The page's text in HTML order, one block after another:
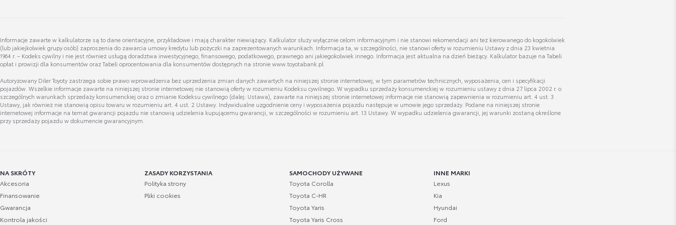
Marcin Gulcz
Wyświetl numer
marcin.gulcz@lexus-bydgoszcz.pl
Grzegorz Grodecki
Dyrektor Zarządzający Używane Toyota Walder
Wyświetl numer
grzegorz.grodecki@toyotawalder.pl
Mariusz Golda
Wyświetl numer
m.golda@toyota.zabrze.pl
Michał Ożański
Wyświetl numer
m.ozanski@toyota.zabrze.pl
przemyslaw.szymanski@toyotawalder.
pl
agata.pytlinska@toyotawalder.pl
marcin.kaszubowski@toyotawalder.pl
Informacje zawarte w kalkulatorze są to dane orientacyjne, przykładowe i mają charakter niewiążący. Kalkulator służy wyłącznie celom informacyjnym i nie stanowi rekomendacji ani też kierowanego do kogokolwiek
(lub jakiejkolwiek grupy osób) zaproszenia do zawarcia umowy kredytu lub pożyczki na zaprezentowanych warunkach. Informacja ta, w szczególności, nie stanowi oferty w rozumieniu Ustawy z dnia 23 kwietnia
1964 r. – Kodeks cywilny i nie jest również usługą doradztwa inwestycyjnego, finansowego, podatkowego, prawnego ani jakiegokolwiek innego. Informacja jest aktualna na dzień bieżący. Kalkulator bazuje na Tabeli
opłat i prowizji dla konsumentów oraz Tabeli oprocentowania dla konsumentów dostępnych na stronie www.toyotabank.pl
Autoryzowany Diler Toyoty zastrzega sobie prawo wprowadzenia bez uprzedzenia zmian danych zawartych na niniejszej stronie internetowej, w tym parametrów technicznych, wyposażenia, cen i specyfikacji
pojazdów. Wszelkie informacje zawarte na niniejszej stronie internetowej nie stanowią oferty w rozumieniu Kodeksu cywilnego. W wypadku sprzedaży konsumenckiej w rozumieniu ustawy z dnia 27 lipca 2002 r. o
szczególnych warunkach sprzedaży konsumenckiej oraz o zmianie Kodeksu cywilnego (dalej: Ustawa), zawarte na niniejszej stronie internetowej informacje nie stanowią zapewnienia w rozumieniu art. 4 ust. 3
Ustawy, jak również nie stanowią opisu towaru w rozumieniu art. 4 ust. 2 Ustawy. Indywidualne uzgodnienie ceny i wyposażenia pojazdu następuje w umowie jego sprzedaży. Podane na niniejszej stronie
internetowej informacje na temat gwarancji pojazdu nie stanowią udzielenia kupującemu gwarancji, w szczególności w rozumieniu art. 13 Ustawy. W wypadku udzielenia gwarancji, jej warunki zostaną określone
przy sprzedaży pojazdu w dokumencie gwarancyjnym.
NA SKRÓTY
Akcesoria
Finansowanie
Gwarancja
Kontrola jakości
ZASADY KORZYSTANIA
Polityka strony
Pliki cookies
SAMOCHODY UŻYWANE
Toyota Corolla
Toyota C-HR
Toyota Yaris
Toyota Yaris Cross
INNE MARKI
Lexus
Kia
Hyundai
Ford